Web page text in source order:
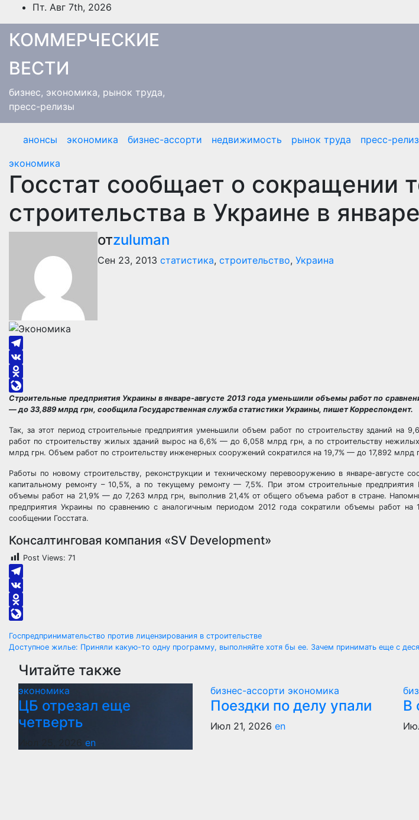
Перейти
к
содержимому
Пт. Авг 7th, 2026
КОММЕРЧЕСКИЕ
ВЕСТИ
бизнес, экономика, рынок труда,
пресс-релизы
анонсы экономика бизнес-ассорти недвижимость рынок труда пресс-
экономика
Госстат сообщает о сокращении
строительства в Украине в
отzuluman
Сен 23, 2013 статистика, строительство, Украина
Telegram
VK
Odnoklassniki
LiveJournal
Строительные предприятия Украины в январе-августе 2013 года уменьшили объемы работ по
— до 33,889 млрд грн, сообщила Государственная служба статистики Украины, пишет Корреспондент.
Так, за этот период строительные предприятия уменьшили объем работ по строительству зданий
работ по строительству жилых зданий вырос на 6,6% — до 6,058 млрд грн, а по строительству
млрд грн. Объем работ по строительству инженерных сооружений сократился на 19,7% — до 17,892 млрд
Работы по новому строительству, реконструкции и техническому перевооружению в январе-августе
капитальному ремонту – 10,5%, а по текущему ремонту — 7,5%. При этом строительные предприятия
объемы работ на 21,9% — до 7,263 млрд грн, выполнив 21,4% от общего объема работ в стране.
предприятия Украины по сравнению с аналогичным периодом 2012 года сократили объемы работ
сообщении Госстата.
Консалтинговая компания «SV Development»
Post Views: 71
Telegram
VK
Odnoklassniki
Навигация
по
записям
Госпредпринимательство против лицензирования в строительстве
Доступное жилье: Приняли какую-то одну программу, выполняйте хотя бы ее. Зачем принимать еще с
Читайте также
экономика
ЦБ отрезал еще
четверть
en
бизнес-ассорти экономика
Поездки по делу упали
Июл 21, 2026 en
В